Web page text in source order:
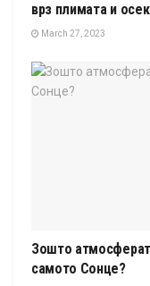
врз плимата и
March 27, 2023
Зошто
самото Сонце?